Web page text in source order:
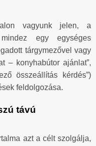
vagyunk jelen, a
mindez egy egységes
tárgymezővel vagy
– konyhabútor ajánlat”,
összeállítás kérdés”)
feldolgozása.
távú
azt a célt szolgálja,